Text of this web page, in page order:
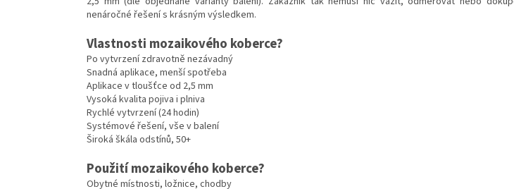
nenáročné řešení s krásným výsledkem.
Vlastnosti mozaikového koberce?
Po vytvrzení zdravotně nezávadný
Snadná aplikace, menší spotřeba
Aplikace v tloušťce od 2,5 mm
Vysoká kvalita pojiva i plniva
Rychlé vytvrzení (24 hodin)
Systémové řešení, vše v balení
Široká škála odstínů, 50+
Použití mozaikového koberce?
Obytné místnosti, ložnice, chodby